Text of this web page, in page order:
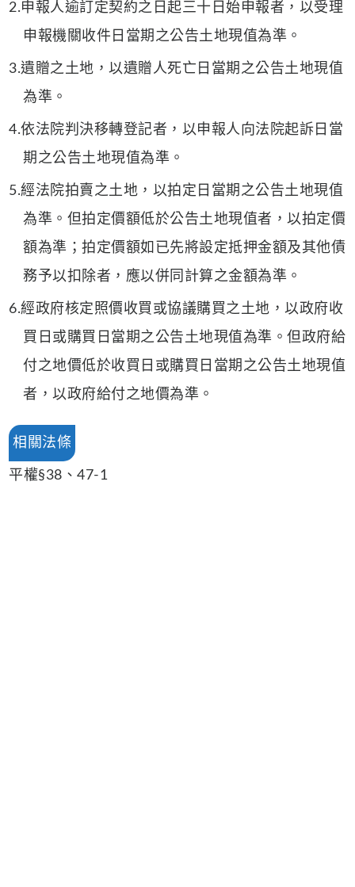
2.申報人逾訂定契約之日起三十日始申報者，以受理
申報機關收件日當期之公告土地現值為準。
3.遺贈之土地，以遺贈人死亡日當期之公告土地現值
為準。
4.依法院判決移轉登記者，以申報人向法院起訴日當
期之公告土地現值為準。
5.經法院拍賣之土地，以拍定日當期之公告土地現值
為準。但拍定價額低於公告土地現值者，以拍定價
額為準；拍定價額如已先將設定抵押金額及其他債
務予以扣除者，應以併同計算之金額為準。
6.經政府核定照價收買或協議購買之土地，以政府收
買日或購買日當期之公告土地現值為準。但政府給
付之地價低於收買日或購買日當期之公告土地現值
者，以政府給付之地價為準。
相關法條
平權§38、47-1